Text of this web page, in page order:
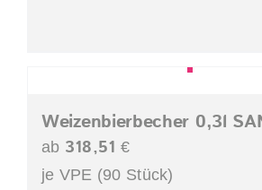
Weizenbierbecher 0,3l
ab 318,51 €
je VPE (90 Stück)